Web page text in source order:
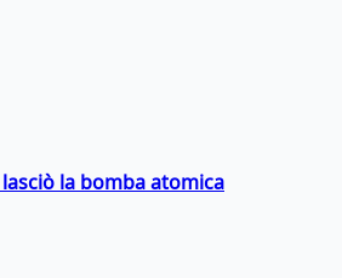
la bomba atomica